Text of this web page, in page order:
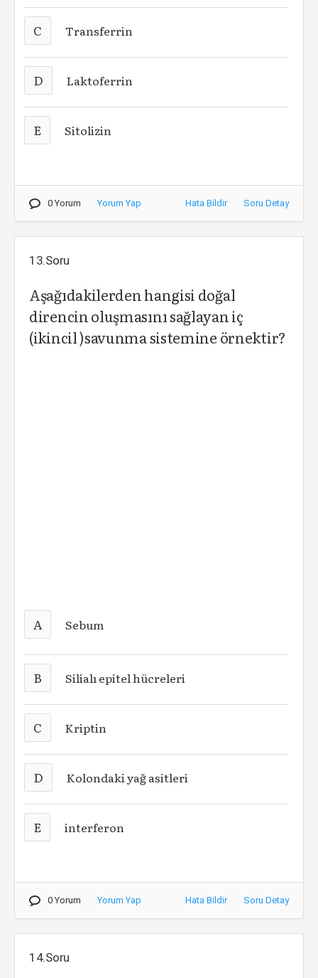
C Transferrin
D Laktoferrin
E Sitolizin
0 Yorum Yorum Yap Hata Bildir Soru Detay
13.Soru
Aşağıdakilerden hangisi doğal
direncin oluşmasını sağlayan iç
(ikincil )savunma sistemine örnektir?
A Sebum
B Silialı epitel hücreleri
C Kriptin
D Kolondaki yağ asitleri
E interferon
0 Yorum Yorum Yap Hata Bildir Soru Detay
14.Soru